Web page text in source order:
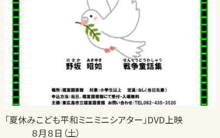
「夏休みこども平和ミニミニシアター」DVD上映
８月８日（土）